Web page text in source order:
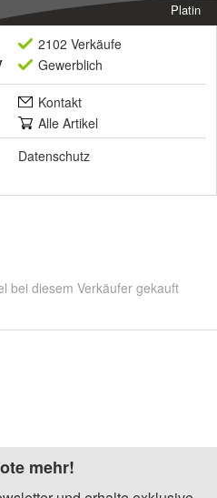
Platin
2102 Verkäufe
Gewerblich
Kontakt
Alle Artikel
Datenschutz
bei diesem Verkäufer gekauft
mehr!